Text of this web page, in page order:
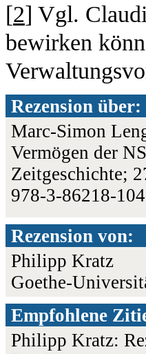
[2] Vgl.
bewirken
Rezension über:
Marc-Simon
Vermögen der
Zeitgeschichte;
978-3-86218-
Rezension von:
Philipp Kratz
Goethe-
Empfohlene
Philipp Kratz: